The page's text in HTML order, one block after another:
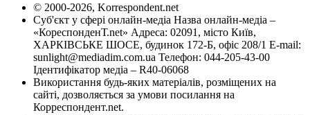
© 2000-2026, Korrespondent.net
Суб'єкт у сфері онлайн-медіа Назва онлайн-медіа –
«КореспонденТ.net» Адреса: 02091, місто Київ,
ХАРКІВСЬКЕ ШОСЕ, будинок 172-Б, офіс 208/1 E-mail:
sunlight@mediadim.com.ua Телефон: 044-205-43-00
Ідентифікатор медіа – R40-06068
Використання будь-яких матеріалів, розміщених на
сайті, дозволяється за умови посилання на
Корреспондент.net.